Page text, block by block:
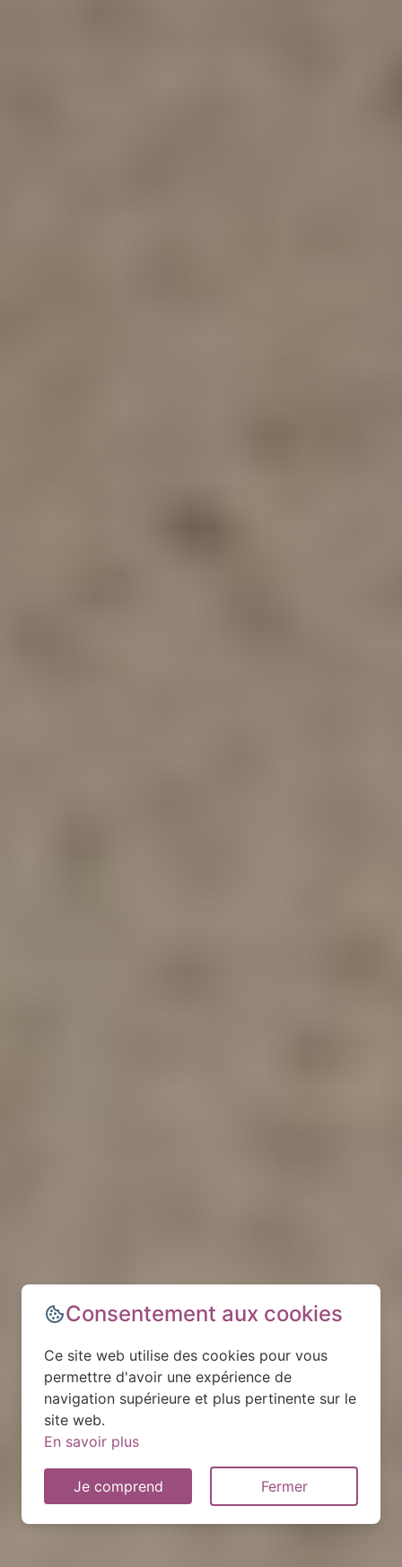
Consentement aux cookies
Ce site web utilise des cookies pour vous
permettre d'avoir une expérience de
navigation supérieure et plus pertinente sur le
site web.
En savoir plus
Je comprend Fermer